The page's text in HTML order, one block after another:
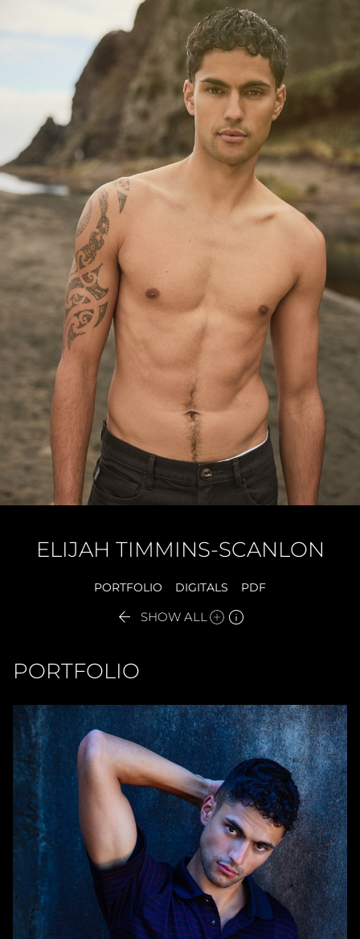
ELIJAH TIMMINS-SCANLON
PORTFOLIO DIGITALS PDF
 SHOW ALL 
PORTFOLIO